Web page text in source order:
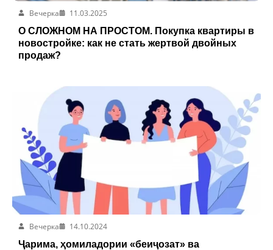
Вечерка
11.03.2025
О СЛОЖНОМ НА ПРОСТОМ. Покупка квартиры в
новостройке: как не стать жертвой двойных
продаж?
Вечерка
14.10.2024
Ҷарима, ҳомиладории «беиҷозат» ва